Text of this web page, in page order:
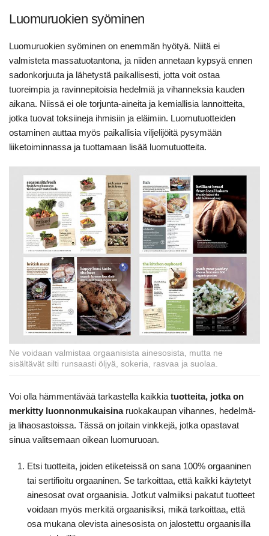
Luomuruokien syöminen
Luomuruokien syöminen on enemmän hyötyä. Niitä ei
valmisteta massatuotantona, ja niiden annetaan kypsyä ennen
sadonkorjuuta ja lähetystä paikallisesti, jotta voit ostaa
tuoreimpia ja ravinnepitoisia hedelmiä ja vihanneksia kauden
aikana. Niissä ei ole torjunta-aineita ja kemiallisia lannoitteita,
jotka tuovat toksiineja ihmisiin ja eläimiin. Luomutuotteiden
ostaminen auttaa myös paikallisia viljelijöitä pysymään
liiketoiminnassa ja tuottamaan lisää luomutuotteita.
Ne voidaan valmistaa orgaanisista ainesosista, mutta ne
sisältävät silti runsaasti öljyä, sokeria, rasvaa ja suolaa.
Voi olla hämmentävää tarkastella kaikkia tuotteita, jotka on
merkitty luonnonmukaisinaruokakaupan vihannes, hedelmä-
ja lihaosastoissa. Tässä on joitain vinkkejä, jotka opastavat
sinua valitsemaan oikean luomuruoan.
Etsi tuotteita, joiden etiketeissä on sana 100% orgaaninen
tai sertifioitu orgaaninen. Se tarkoittaa, että kaikki käytetyt
ainesosat ovat orgaanisia. Jotkut valmiiksi pakatut tuotteet
voidaan myös merkitä orgaanisiksi, mikä tarkoittaa, että
osa mukana olevista ainesosista on jalostettu orgaanisilla